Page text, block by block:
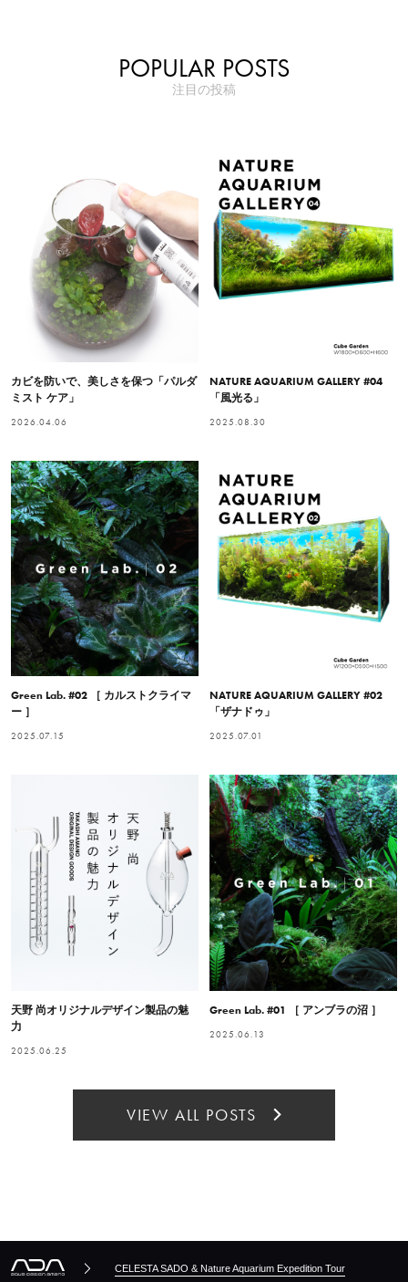
POPULAR POSTS
注目の投稿
カビを防いで、美しさを保つ「パルダ
ミスト ケア」
2026.04.06
NATURE AQUARIUM GALLERY #04
「風光る」
2025.08.30
Green Lab. #02 ［ カルストクライマ
ー ］
2025.07.15
NATURE AQUARIUM GALLERY #02
「ザナドゥ」
2025.07.01
天野 尚オリジナルデザイン製品の魅
力
2025.06.25
Green Lab. #01 ［ アンブラの沼 ］
2025.06.13
VIEW ALL POSTS
CELESTA SADO & Nature Aquarium Expedition Tour